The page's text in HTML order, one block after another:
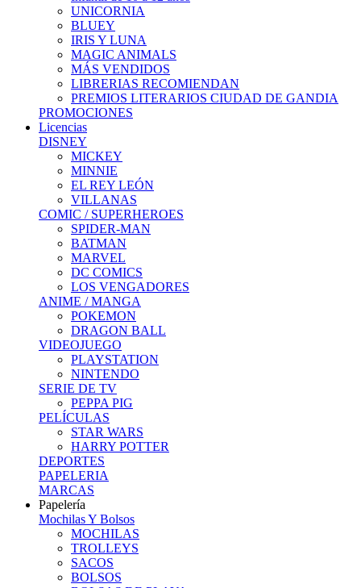
UNICORNIA
BLUEY
IRIS Y LUNA
MAGIC ANIMALS
MÁS VENDIDOS
LIBRERIAS RECOMIENDAN
PREMIOS LITERARIOS CIUDAD DE GANDIA
PROMOCIONES
Licencias
DISNEY
MICKEY
MINNIE
EL REY LEÓN
VILLANAS
COMIC / SUPERHEROES
SPIDER-MAN
BATMAN
MARVEL
DC COMICS
LOS VENGADORES
ANIME / MANGA
POKEMON
DRAGON BALL
VIDEOJUEGO
PLAYSTATION
NINTENDO
SERIE DE TV
PEPPA PIG
PELÍCULAS
STAR WARS
HARRY POTTER
DEPORTES
PAPELERIA
MARCAS
Papelería
Mochilas Y Bolsos
MOCHILAS
TROLLEYS
SACOS
BOLSOS